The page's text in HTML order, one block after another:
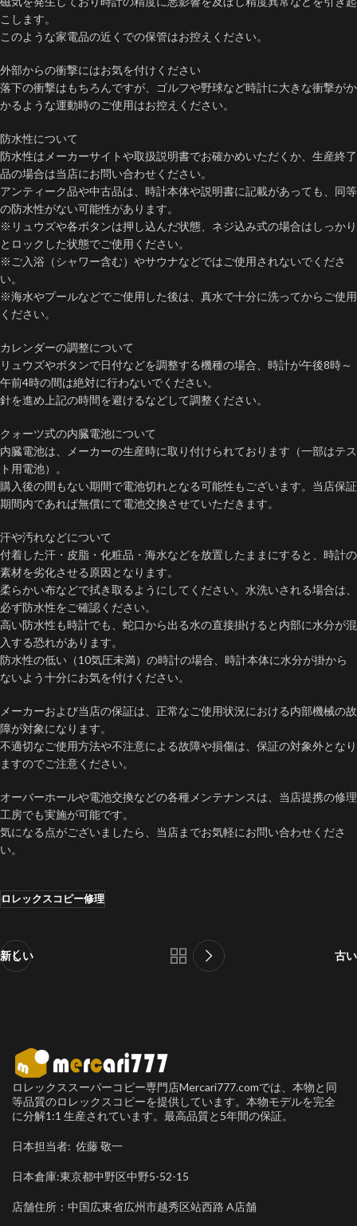
こします。
このような家電品の近くでの保管はお控えください。
外部からの衝撃にはお気を付けください
落下の衝撃はもちろんですが、ゴルフや野球など時計に大きな衝撃がか
かるような運動時のご使用はお控えください。
防水性について
防水性はメーカーサイトや取扱説明書でお確かめいただくか、生産終了
品の場合は当店にお問い合わせください。
アンティーク品や中古品は、時計本体や説明書に記載があっても、同等
の防水性がない可能性があります。
※リュウズや各ボタンは押し込んだ状態、ネジ込み式の場合はしっかり
とロックした状態でご使用ください。
※ご入浴（シャワー含む）やサウナなどではご使用されないでくださ
い。
※海水やプールなどでご使用した後は、真水で十分に洗ってからご使用
ください。
カレンダーの調整について
リュウズやボタンで日付などを調整する機種の場合、時計が午後8時～
午前4時の間は絶対に行わないでください。
針を進め上記の時間を避けるなどして調整ください。
クォーツ式の内臓電池について
内臓電池は、メーカーの生産時に取り付けられております（一部はテス
ト用電池）。
購入後の間もない期間で電池切れとなる可能性もございます。当店保証
期間内であれば無償にて電池交換させていただきます。
汗や汚れなどについて
付着した汗・皮脂・化粧品・海水などを放置したままにすると、時計の
素材を劣化させる原因となります。
柔らかい布などで拭き取るようにしてください。水洗いされる場合は、
必ず防水性をご確認ください。
高い防水性も時計でも、蛇口から出る水の直接掛けると内部に水分が混
入する恐れがあります。
防水性の低い（10気圧未満）の時計の場合、時計本体に水分が掛から
ないよう十分にお気を付けください。
メーカーおよび当店の保証は、正常なご使用状況における内部機械の故
障が対象になります。
不適切なご使用方法や不注意による故障や損傷は、保証の対象外となり
ますのでご注意ください。
オーバーホールや電池交換などの各種メンテナンスは、当店提携の修理
工房でも実施が可能です。
気になる点がございましたら、当店までお気軽にお問い合わせくださ
い。
ロレックスコピー修理
新しい 古い
ロレックススーパーコピー専門店Mercari777.comでは、本物と同
等品質のロレックスコピーを提供しています。本物モデルを完全
に分解1:1 生産されています。最高品質と5年間の保証。
日本担当者: 佐藤 敬一
日本倉庫:東京都中野区中野5-52-15
店舗住所：中国広東省広州市越秀区站西路 A店舗